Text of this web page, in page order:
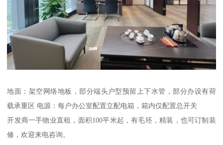
地面：架空网络地板，部分端头户型预留上下水管，部分办设有荷
载承重区 电源：每户办公室配置立配电箱，箱内仅配置总开关
开发商一手物业直租，面积100平米起，有毛坯，精装，也可订制装
修，欢迎来电咨询。